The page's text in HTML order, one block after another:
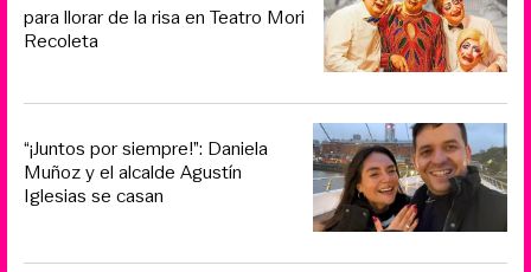
para llorar de la risa en Teatro Mori
Recoleta
“¡Juntos por siempre!”: Daniela
Muñoz y el alcalde Agustín
Iglesias se casan